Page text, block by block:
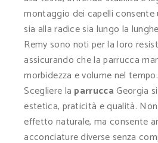
montaggio dei capelli
sia alla radice sia lungo la
Remy sono noti per la loro
assicurando che la parrucca
morbidezza e volume nel tempo.
Scegliere la parruccaGeorgia
estetica, praticità e qualità.
effetto naturale, ma consente
acconciature diverse senza